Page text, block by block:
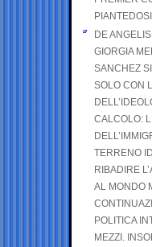
PIANTEDOSI
DE
GIORGIA
SANCHEZ
SOLO CON
CALCOLO:
TERRENO
RIBADIRE
AL MONDO
POLITICA
MEZZI.